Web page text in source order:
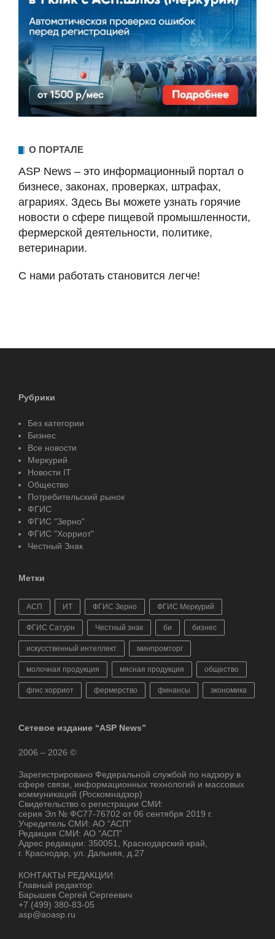
О ПОРТАЛЕ
ASP News – это информационный портал о
бизнесе, законах, проверках, штрафах,
аграриях. Здесь Вы можете узнать горячие
новости о сфере пищевой промышленности,
фермерской деятельности, политике,
ветеринарии.
С нами работать становится легче!
Рубрики
Без категории
Бизнес
Все новости
Меркурий
Новости IT
Общество
Потребительский рынок
ФГИС
ФГИС "Зерно"
ФГИС "Хорриот"
Честный Знак
Метки
АСП ИТ ФГИС Зерно ФГИС Меркурий
ФГИС Сатурн Честный знак би бизнес
искусственный интеллект минпромторг
молочная продукция мясная продукция общество
фгис хорриот фермерство финансы экономика
Сетевое издание “ASP News”
2006 – 2026 ©
Зарегистрировано Федеральной службой по надзору в
сфере связи, информационных технологий и массовых
коммуникаций (Роскомнадзор)
Свидетельство о регистрации СМИ:
серия Эл № ФС77-76702 от 06 сентября 2019 г.
Учредитель СМИ: АО “АСП”
Редакция СМИ: АО “АСП”
Адрес редакции: 350051, Краснодарский край,
г. Краснодар, ул. Дальняя, д.27
КОНТАКТЫ РЕДАКЦИИ:
Главный редактор:
Барышев Сергей Сергеевич
+7 (499) 380-83-05
asp@aoasp.ru